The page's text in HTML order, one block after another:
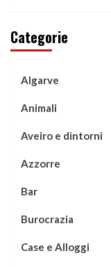
Categorie
Algarve
Animali
Aveiro e dintorni
Azzorre
Bar
Burocrazia
Case e Alloggi